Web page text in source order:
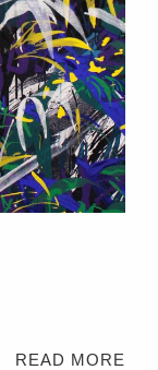
READ MORE